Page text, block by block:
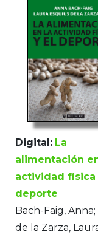
Digital: La
alimentación
actividad física
deporte
Bach-Faig,
de la Zarza,